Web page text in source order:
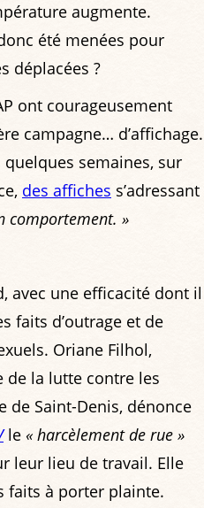
augmente.
été menées pour
déplacées ?
ont courageusement
campagne… d’affichage.
semaines, sur
des affiches s’adressant
comportement. »
avec une efficacité dont il
faits d’outrage et de
Oriane Filhol,
de la lutte contre les
Saint-Denis, dénonce
le « harcèlement de rue »
leur lieu de travail. Elle
faits à porter plainte.